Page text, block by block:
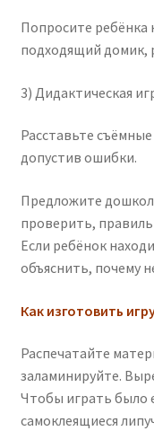
Попросите ребёнка
подходящий домик,
3) Дидактическая
Расставьте
допустив ошибки.
Предложите
проверить,
Если ребёнок
объяснить, почему
Как изготовить
Распечатайте
заламинируйте.
Чтобы играть было
самоклеящиеся